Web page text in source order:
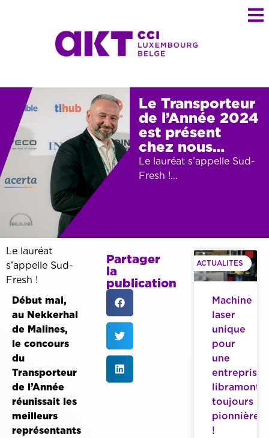
Le Transporteur
de l’Année 2024
est présent
chez nous…
Le lauréat s’appelle Sud-
Fresh !…
Partager
la
publication
Le lauréat
s’appelle Sud-
Fresh !
Début mai,
au Nekkerhal
de Malines,
le concours
du
Transporteur
de l’Année
réunissait les
meilleurs
représentants
ACTUALITES
Machine
laser
unique
pour
une
entreprise
toujours
pionnière
!